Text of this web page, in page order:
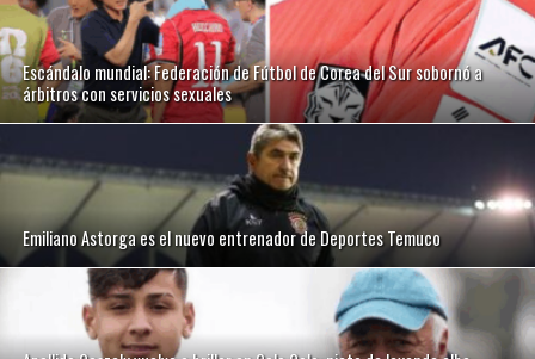
Escándalo mundial: Federación de Fútbol de Corea del Sur sobornó a
árbitros con servicios sexuales
Emiliano Astorga es el nuevo entrenador de Deportes Temuco